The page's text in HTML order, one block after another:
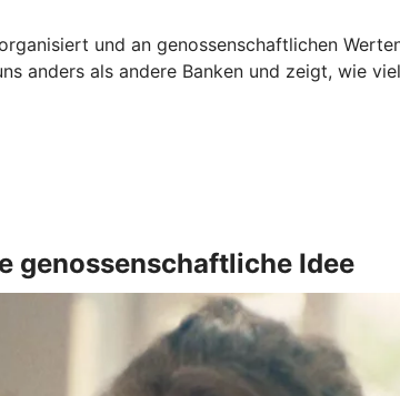
und an genossenschaftlichen
anders als andere Banken und zeigt, wie
genossenschaftliche Idee